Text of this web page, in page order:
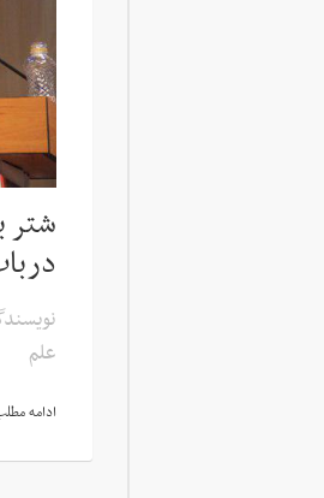
شتر
علم
ادامه